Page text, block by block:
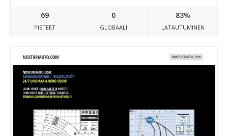
69
PISTEET
0
GLOBAALI
83%
LATAUTUMINEN